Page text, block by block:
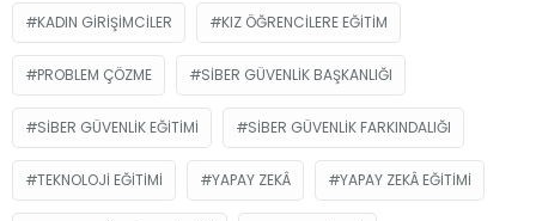
KADIN GIRIŞIMCILER KIZ ÖĞRENCILERE EĞITIM
PROBLEM ÇÖZME SIBER GÜVENLIK BAŞKANLIĞI
SIBER GÜVENLIK EĞITIMI SIBER GÜVENLIK FARKINDALIĞI
TEKNOLOJI EĞITIMI YAPAY ZEKÂ YAPAY ZEKÂ EĞITIMI